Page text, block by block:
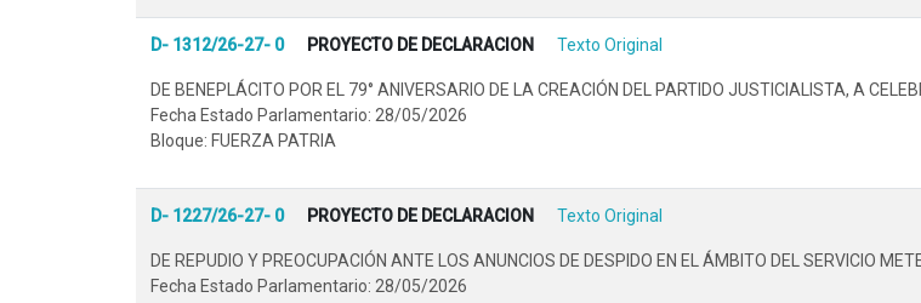
D- 1312/26-27- 0 PROYECTO DE DECLARACION Texto Original
DE BENEPLÁCITO POR EL 79° ANIVERSARIO DE LA CREACIÓN DEL PARTIDO JUSTICIALISTA, A
Fecha Estado Parlamentario: 28/05/2026
Bloque: FUERZA PATRIA
D- 1227/26-27- 0 PROYECTO DE DECLARACION Texto Original
DE REPUDIO Y PREOCUPACIÓN ANTE LOS ANUNCIOS DE DESPIDO EN EL ÁMBITO DEL SERVICIO
Fecha Estado Parlamentario: 28/05/2026